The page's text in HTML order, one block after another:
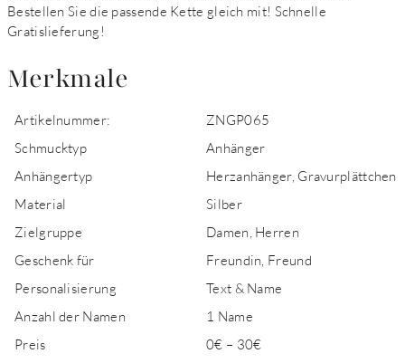
Bestellen Sie die passende Kette gleich mit! Schnelle
Gratislieferung!
Merkmale
Artikelnummer:
ZNGP065
Schmucktyp
Anhänger
Anhängertyp
Herzanhänger, Gravurplättchen
Material
Silber
Zielgruppe
Damen, Herren
Geschenk für
Freundin, Freund
Personalisierung
Text & Name
Anzahl der Namen
1 Name
Preis
0€ – 30€